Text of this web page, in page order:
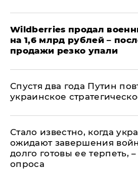
​Wildberries продал
на 1,6 млрд рублей –
продажи резко упали
Спустя два года Путин
украинское
Стало известно, когда
ожидают завершения
долго готовы ее терпеть,
опроса